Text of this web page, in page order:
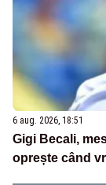
6 aug. 2026, 18:51
Gigi Becali,
oprește când